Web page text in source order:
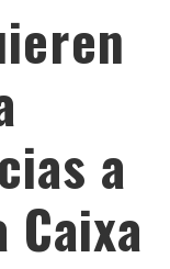
a
Caixa